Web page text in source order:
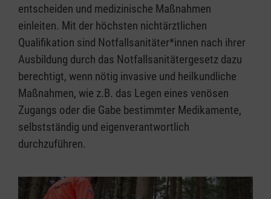
entscheiden und medizinische Maßnahmen
einleiten. Mit der höchsten nichtärztlichen
Qualifikation sind Notfallsanitäter*innen nach ihrer
Ausbildung durch das Notfallsanitätergesetz dazu
berechtigt, wenn nötig invasive und heilkundliche
Maßnahmen, wie z.B. das Legen eines venösen
Zugangs oder die Gabe bestimmter Medikamente,
selbstständig und eigenverantwortlich
durchzuführen.